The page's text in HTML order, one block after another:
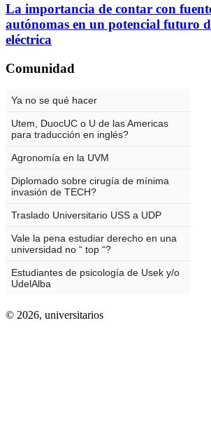
La importancia de contar con
autónomas en un potencial futuro
eléctrica
Comunidad
© 2026, universitarios